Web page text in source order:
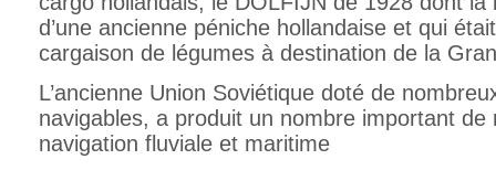
d’une ancienne péniche hollandaise et qui
cargaison de légumes à destination de la
L’ancienne Union Soviétique doté de
navigables, a produit un nombre important de
navigation fluviale et maritime